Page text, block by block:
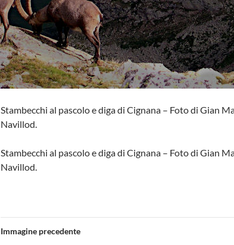
Stambecchi al pascolo e diga di Cignana – Foto di Gian
Navillod.
Stambecchi al pascolo e diga di Cignana – Foto di Gian
Navillod.
Immagine precedente